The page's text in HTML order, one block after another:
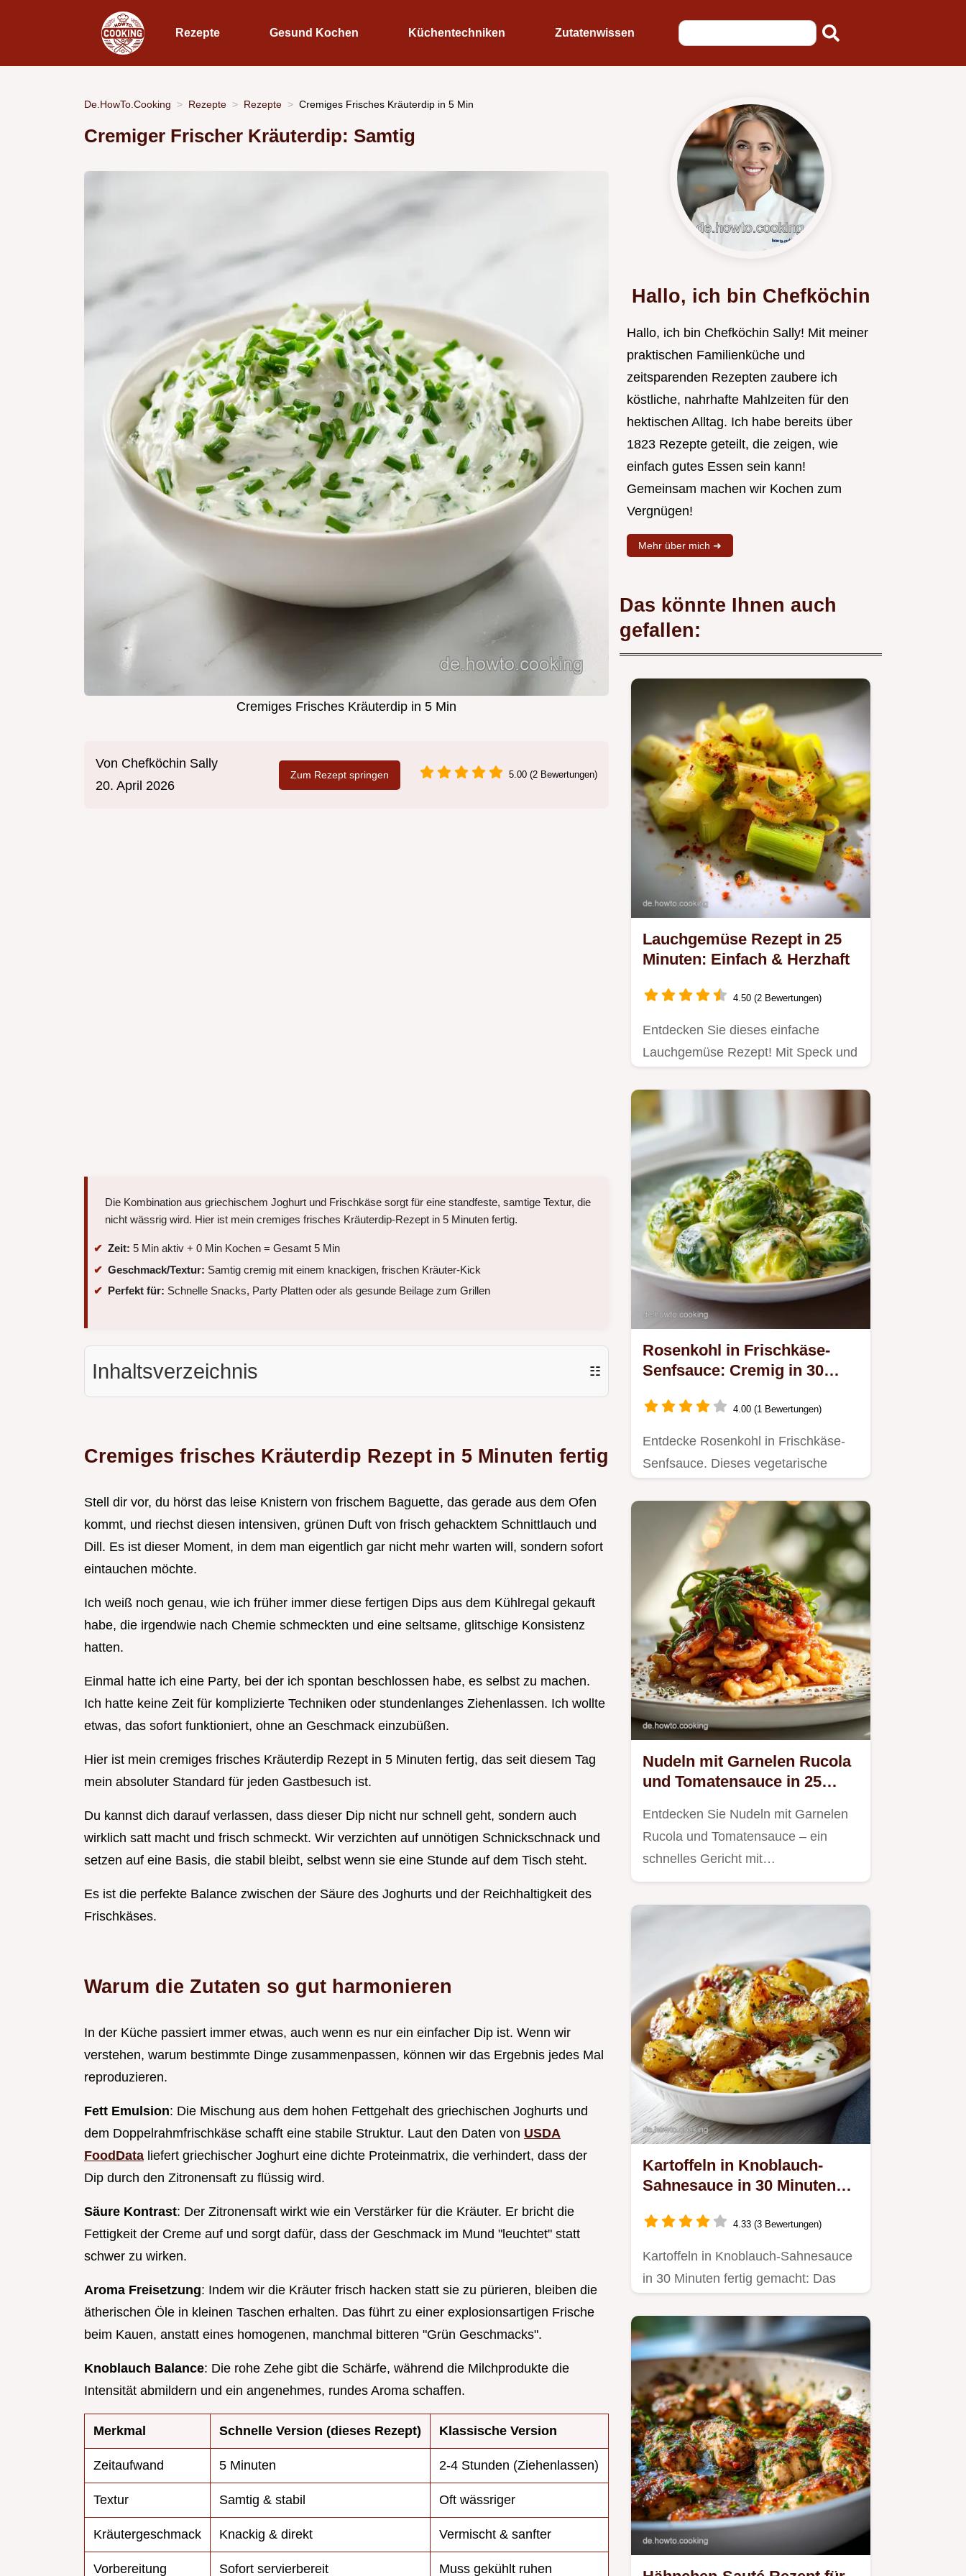
Rezepte Gesund Kochen Küchentechniken Zutatenwissen
De.HowTo.Cooking Rezepte Rezepte Cremiges Frisches Kräuterdip in 5 Min
Cremiger Frischer Kräuterdip: Samtig
Cremiges Frisches Kräuterdip in 5 Min
Von Chefköchin Sally
20. April 2026
Zum Rezept springen 5.00 (2 Bewertungen)
Die Kombination aus griechischem Joghurt und Frischkäse sorgt für eine standfeste, samtige Textur, die
nicht wässrig wird. Hier ist mein cremiges frisches Kräuterdip-Rezept in 5 Minuten fertig.
Zeit: 5 Min aktiv + 0 Min Kochen = Gesamt 5 Min
Geschmack/Textur: Samtig cremig mit einem knackigen, frischen Kräuter-Kick
Perfekt für: Schnelle Snacks, Party Platten oder als gesunde Beilage zum Grillen
Inhaltsverzeichnis ☷
Cremiges frisches Kräuterdip Rezept in 5 Minuten fertig
Stell dir vor, du hörst das leise Knistern von frischem Baguette, das gerade aus dem Ofen
kommt, und riechst diesen intensiven, grünen Duft von frisch gehacktem Schnittlauch und
Dill. Es ist dieser Moment, in dem man eigentlich gar nicht mehr warten will, sondern sofort
eintauchen möchte.
Ich weiß noch genau, wie ich früher immer diese fertigen Dips aus dem Kühlregal gekauft
habe, die irgendwie nach Chemie schmeckten und eine seltsame, glitschige Konsistenz
hatten.
Einmal hatte ich eine Party, bei der ich spontan beschlossen habe, es selbst zu machen.
Ich hatte keine Zeit für komplizierte Techniken oder stundenlanges Ziehenlassen. Ich wollte
etwas, das sofort funktioniert, ohne an Geschmack einzubüßen.
Hier ist mein cremiges frisches Kräuterdip Rezept in 5 Minuten fertig, das seit diesem Tag
mein absoluter Standard für jeden Gastbesuch ist.
Du kannst dich darauf verlassen, dass dieser Dip nicht nur schnell geht, sondern auch
wirklich satt macht und frisch schmeckt. Wir verzichten auf unnötigen Schnickschnack und
setzen auf eine Basis, die stabil bleibt, selbst wenn sie eine Stunde auf dem Tisch steht.
Es ist die perfekte Balance zwischen der Säure des Joghurts und der Reichhaltigkeit des
Frischkäses.
Warum die Zutaten so gut harmonieren
In der Küche passiert immer etwas, auch wenn es nur ein einfacher Dip ist. Wenn wir
verstehen, warum bestimmte Dinge zusammenpassen, können wir das Ergebnis jedes Mal
reproduzieren.
Fett Emulsion: Die Mischung aus dem hohen Fettgehalt des griechischen Joghurts und
dem Doppelrahmfrischkäse schafft eine stabile Struktur. Laut den Daten von USDA
FoodData liefert griechischer Joghurt eine dichte Proteinmatrix, die verhindert, dass der
Dip durch den Zitronensaft zu flüssig wird.
Säure Kontrast: Der Zitronensaft wirkt wie ein Verstärker für die Kräuter. Er bricht die
Fettigkeit der Creme auf und sorgt dafür, dass der Geschmack im Mund "leuchtet" statt
schwer zu wirken.
Aroma Freisetzung: Indem wir die Kräuter frisch hacken statt sie zu pürieren, bleiben die
ätherischen Öle in kleinen Taschen erhalten. Das führt zu einer explosionsartigen Frische
beim Kauen, anstatt eines homogenen, manchmal bitteren "Grün Geschmacks".
Knoblauch Balance: Die rohe Zehe gibt die Schärfe, während die Milchprodukte die
Intensität abmildern und ein angenehmes, rundes Aroma schaffen.
Merkmal Schnelle Version (dieses Rezept) Klassische Version
Zeitaufwand 5 Minuten 2-4 Stunden (Ziehenlassen)
Textur Samtig & stabil Oft wässriger
Kräutergeschmack Knackig & direkt Vermischt & sanfter
Vorbereitung Sofort servierbereit Muss gekühlt ruhen
Hallo, ich bin Chefköchin
Hallo, ich bin Chefköchin Sally! Mit meiner
praktischen Familienküche und
zeitsparenden Rezepten zaubere ich
köstliche, nahrhafte Mahlzeiten für den
hektischen Alltag. Ich habe bereits über
1823 Rezepte geteilt, die zeigen, wie
einfach gutes Essen sein kann!
Gemeinsam machen wir Kochen zum
Vergnügen!
Mehr über mich ➜
Das könnte Ihnen auch
gefallen:
Lauchgemüse Rezept in 25
Minuten: Einfach & Herzhaft
4.50 (2 Bewertungen)
Entdecken Sie dieses einfache
Lauchgemüse Rezept! Mit Speck und
Rosenkohl in Frischkäse-
Senfsauce: Cremig in 30
4.00 (1 Bewertungen)
Entdecke Rosenkohl in Frischkäse-
Senfsauce. Dieses vegetarische
Nudeln mit Garnelen Rucola
und Tomatensauce in 25
Entdecken Sie Nudeln mit Garnelen
Rucola und Tomatensauce – ein
schnelles Gericht mit…
Kartoffeln in Knoblauch-
Sahnesauce in 30 Minuten
4.33 (3 Bewertungen)
Kartoffeln in Knoblauch-Sahnesauce
in 30 Minuten fertig gemacht: Das